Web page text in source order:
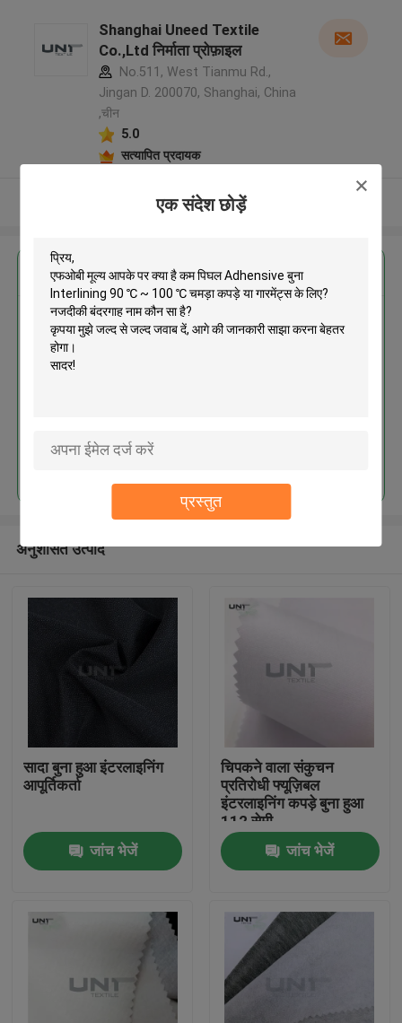
एक संदेश छोड़ें
प्रस्तुत
Shanghai Uneed Textile
Co.,Ltd निर्माता प्रोफ़ाइल
No.511, West Tianmu Rd.,
Jingan D. 200070, Shanghai, China
,चीन
5.0
सत्यापित प्रदायक
और देखो
सबसे उत्तम प्रतिदान प्राप्त करें
कम पिघल Adhensive बुना Interlining
जारी रखें
अनुशंसित उत्पाद
सादा बुना हुआ इंटरलाइनिंग
आपूर्तिकर्ता
जांच भेजें
चिपकने वाला संकुचन
प्रतिरोधी फ्यूज़िबल
इंटरलाइनिंग कपड़े बुना हुआ
112 सेमी
जांच भेजें